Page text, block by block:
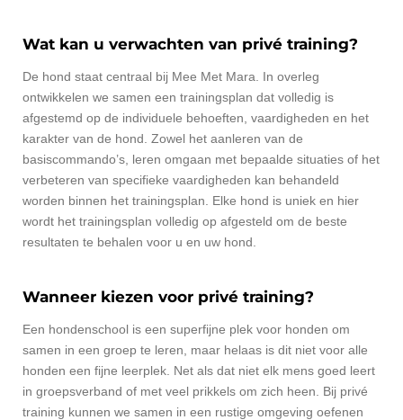
Wat kan u verwachten van privé training?
De hond staat centraal bij Mee Met Mara. In overleg
ontwikkelen we samen een trainingsplan dat volledig is
afgestemd op de individuele behoeften, vaardigheden en het
karakter van de hond. Zowel het aanleren van de
basiscommando’s, leren omgaan met bepaalde situaties of het
verbeteren van specifieke vaardigheden kan behandeld
worden binnen het trainingsplan. Elke hond is uniek en hier
wordt het trainingsplan volledig op afgesteld om de beste
resultaten te behalen voor u en uw hond.
Wanneer kiezen voor privé training?
Een hondenschool is een superfijne plek voor honden om
samen in een groep te leren, maar helaas is dit niet voor alle
honden een fijne leerplek. Net als dat niet elk mens goed leert
in groepsverband of met veel prikkels om zich heen. Bij privé
training kunnen we samen in een rustige omgeving oefenen